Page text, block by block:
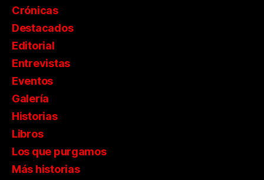
Crónicas
Destacados
Editorial
Entrevistas
Eventos
Galería
Historias
Libros
Los que purgamos
Más historias